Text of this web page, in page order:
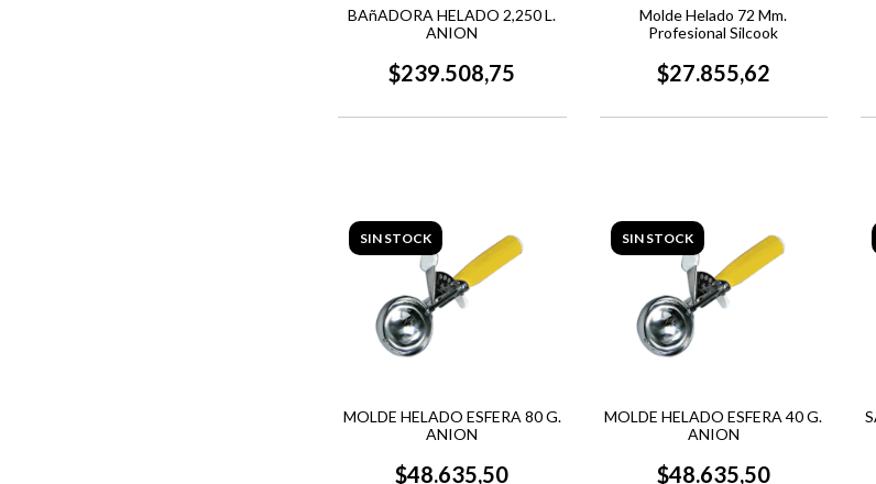
BAñADORA HELADO 2,250 L.
ANION
$239.508,75
Molde Helado 72 Mm.
Profesional Silcook
$27.855,62
SIN STOCK
MOLDE HELADO ESFERA 80 G.
ANION
$48.635,50
SIN STOCK
MOLDE HELADO ESFERA 40 G.
ANION
$48.635,50